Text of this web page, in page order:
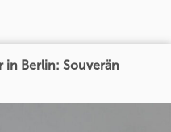
in Berlin: Souverän